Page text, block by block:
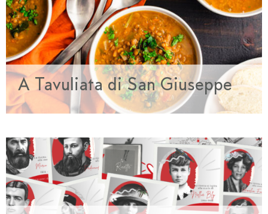
A Tavuliata di San Giuseppe